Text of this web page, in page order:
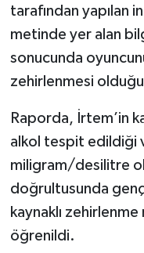
tarafından yapılan
metinde yer alan
sonucunda
zehirlenmesi
Raporda, İrtem’in
alkol tespit edildiği
miligram/desilitre
doğrultusunda
kaynaklı
öğrenildi.
Ulusal Haberler
Siyaset
Dünya
Yerel Haberler
Haber Arşivi